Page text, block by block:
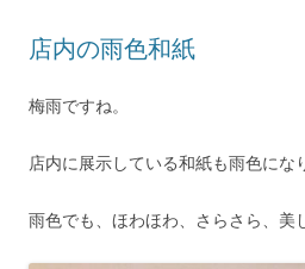
店内の雨色和紙
梅雨ですね。
店内に展示している和紙も雨色にな
雨色でも、ほわほわ、さらさら、美